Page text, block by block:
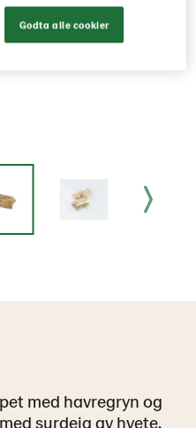
med havregryn og
surdeig av hvete,
Godta alle cookier